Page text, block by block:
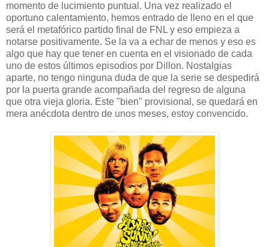
momento de lucimiento puntual. Una vez realizado el
oportuno calentamiento, hemos entrado de lleno en el que
será el metafórico partido final de FNL y eso empieza a
notarse positivamente. Se la va a echar de menos y eso es
algo que hay que tener en cuenta en el visionado de cada
uno de estos últimos episodios por Dillon. Nostalgias
aparte, no tengo ninguna duda de que la serie se despedirá
por la puerta grande acompañada del regreso de alguna
que otra vieja gloria. Este "bien" provisional, se quedará en
mera anécdota dentro de unos meses, estoy convencido.